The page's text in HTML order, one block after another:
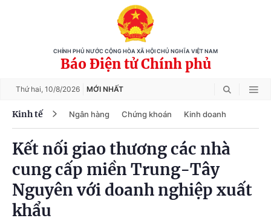
CHÍNH PHỦ NƯỚC CỘNG HÒA XÃ HỘI CHỦ NGHĨA VIỆT NAM
Báo Điện tử Chính phủ
Thứ hai, 10/8/2026 MỚI NHẤT
Kinh tế Ngân hàng Chứng khoán Kinh doanh
Kết nối giao thương các nhà
cung cấp miền Trung-Tây
Nguyên với doanh nghiệp xuất
khẩu